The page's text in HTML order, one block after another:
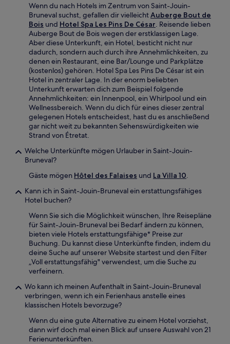
Wenn du nach Hotels im Zentrum von Saint-Jouin-
Bruneval suchst, gefallen dir vielleichtAuberge Bout de
Bois und Hotel Spa Les Pins De César. Reisende lieben
Auberge Bout de Bois wegen der erstklassigen Lage.
Aber diese Unterkunft, ein Hotel, besticht nicht nur
dadurch, sondern auch durch ihre Annehmlichkeiten, zu
denen ein Restaurant, eine Bar/Lounge und Parkplätze
(kostenlos) gehören. Hotel Spa Les Pins De César ist ein
Hotel in zentraler Lage. In der enorm beliebten
Unterkunft erwarten dich zum Beispiel folgende
Annehmlichkeiten: ein Innenpool, ein Whirlpool und ein
Wellnessbereich. Wenn du dich für eines dieser zentral
gelegenen Hotels entscheidest, hast du es anschließend
gar nicht weit zu bekannten Sehenswürdigkeiten wie
Strand von Étretat.
Welche Unterkünfte mögen Urlauber in Saint-Jouin-
Bruneval?
Gäste mögen Hôtel des Falaises und La Villa 10.
Kann ich in Saint-Jouin-Bruneval ein erstattungsfähiges
Hotel buchen?
Wenn Sie sich die Möglichkeit wünschen, Ihre Reisepläne
für Saint-Jouin-Bruneval bei Bedarf ändern zu können,
bieten viele Hotels erstattungsfähige* Preise zur
Buchung. Du kannst diese Unterkünfte finden, indem du
deine Suche auf unserer Website startest und den Filter
„Voll erstattungsfähig" verwendest, um die Suche zu
verfeinern.
Wo kann ich meinen Aufenthalt in Saint-Jouin-Bruneval
verbringen, wenn ich ein Ferienhaus anstelle eines
klassischen Hotels bevorzuge?
Wenn du eine gute Alternative zu einem Hotel vorziehst,
dann wirf doch mal einen Blick auf unsere Auswahl von 21
Ferienunterkünften.